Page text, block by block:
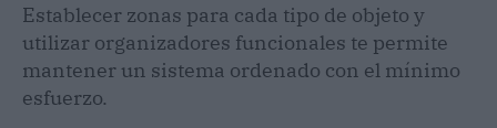
Establecer zonas para cada tipo de objeto y
utilizar organizadores funcionales te permite
mantener un sistema ordenado con el mínimo
esfuerzo.